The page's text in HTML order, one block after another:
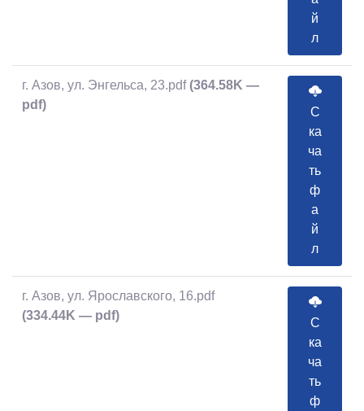
й
л
г. Азов, ул. Энгельса, 23.pdf (364.58K —
pdf)
С
ка
ча
ть
ф
а
й
л
г. Азов, ул. Ярославского, 16.pdf
(334.44K — pdf)
С
ка
ча
ть
ф